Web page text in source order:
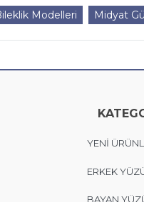
Modelleri Midyat
YENİ
ERKEK
BAYAN